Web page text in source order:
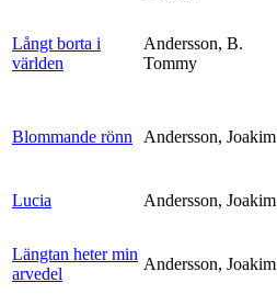
Långt borta i
världen
Andersson, B.
Tommy
Blommande rönn Andersson, Joakim
Lucia Andersson, Joakim
Längtan heter min
arvedel
Andersson, Joakim